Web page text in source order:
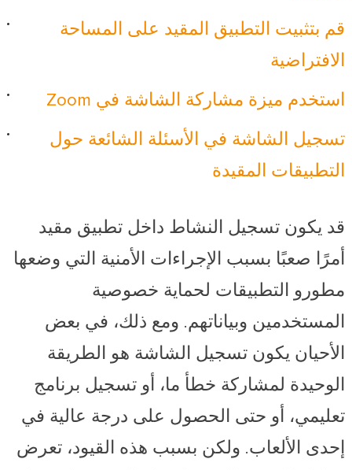
قم بتثبيت التطبيق المقيد على المساحة
الافتراضية
استخدم ميزة مشاركة الشاشة في Zoom
تسجيل الشاشة في الأسئلة الشائعة حول
التطبيقات المقيدة
قد يكون تسجيل النشاط داخل تطبيق مقيد
أمرًا صعبًا بسبب الإجراءات الأمنية التي وضعها
مطورو التطبيقات لحماية خصوصية
المستخدمين وبياناتهم. ومع ذلك، في بعض
الأحيان يكون تسجيل الشاشة هو الطريقة
الوحيدة لمشاركة خطأ ما، أو تسجيل برنامج
تعليمي، أو حتى الحصول على درجة عالية في
إحدى الألعاب. ولكن بسبب هذه القيود، تعرض